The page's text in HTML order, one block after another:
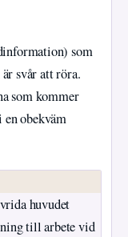
som
svår att röra.
som kommer
en obekväm
huvudet
till arbete vid